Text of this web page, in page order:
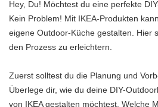
Hey, Du! Möchtest du eine perfekte
Kein Problem! Mit IKEA-Produkten
eigene Outdoor-Küche gestalten. Hier
den Prozess zu erleichtern.
Zuerst solltest du die Planung und
Überlege dir, wie du deine DIY-
von IKEA gestalten möchtest. Welche